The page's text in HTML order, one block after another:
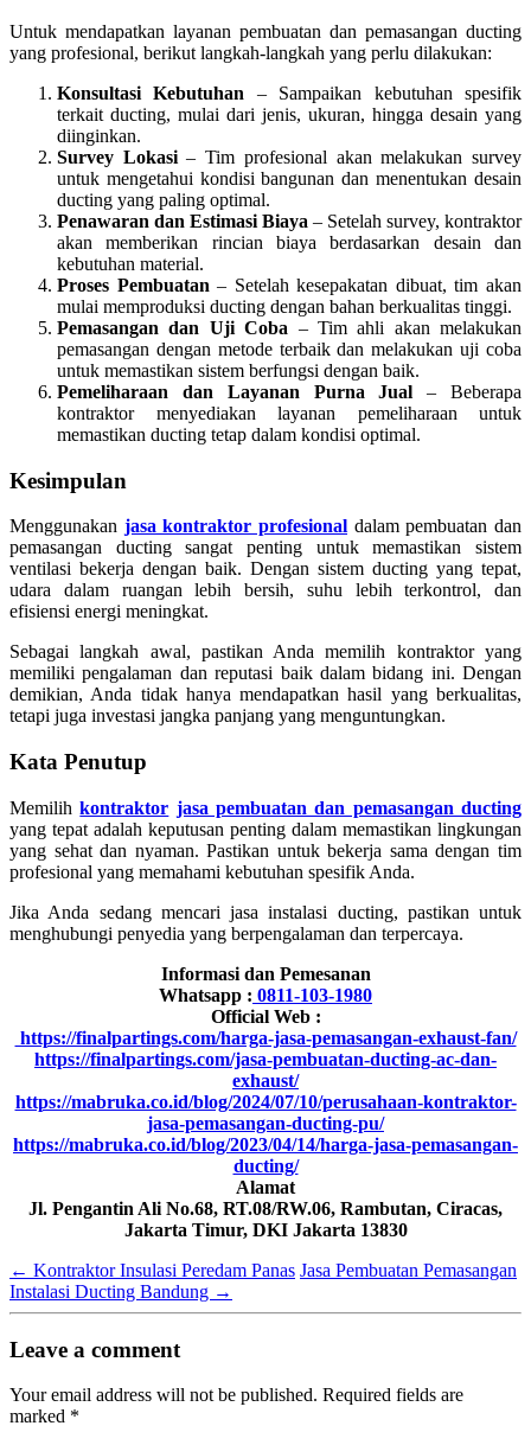
Untuk mendapatkan layanan pembuatan dan pemasangan ducting
yang profesional, berikut langkah-langkah yang perlu dilakukan:
Konsultasi Kebutuhan – Sampaikan kebutuhan spesifik
terkait ducting, mulai dari jenis, ukuran, hingga desain yang
diinginkan.
Survey Lokasi– Tim profesional akan melakukan survey
untuk mengetahui kondisi bangunan dan menentukan desain
ducting yang paling optimal.
Penawaran dan Estimasi Biaya – Setelah survey, kontraktor
akan memberikan rincian biaya berdasarkan desain dan
kebutuhan material.
Proses Pembuatan – Setelah kesepakatan dibuat, tim akan
mulai memproduksi ducting dengan bahan berkualitas tinggi.
Pemasangan dan Uji Coba – Tim ahli akan melakukan
pemasangan dengan metode terbaik dan melakukan uji coba
untuk memastikan sistem berfungsi dengan baik.
Pemeliharaan dan Layanan Purna Jual – Beberapa
kontraktor menyediakan layanan pemeliharaan untuk
memastikan ducting tetap dalam kondisi optimal.
Kesimpulan
Menggunakan jasa kontraktor profesional dalam pembuatan dan
pemasangan ducting sangat penting untuk memastikan sistem
ventilasi bekerja dengan baik. Dengan sistem ducting yang tepat,
udara dalam ruangan lebih bersih, suhu lebih terkontrol, dan
efisiensi energi meningkat.
Sebagai langkah awal, pastikan Anda memilih kontraktor yang
memiliki pengalaman dan reputasi baik dalam bidang ini. Dengan
demikian, Anda tidak hanya mendapatkan hasil yang berkualitas,
tetapi juga investasi jangka panjang yang menguntungkan.
Kata Penutup
Memilihkontraktor jasa pembuatan dan pemasangan ducting
yang tepat adalah keputusan penting dalam memastikan lingkungan
yang sehat dan nyaman. Pastikan untuk bekerja sama dengan tim
profesional yang memahami kebutuhan spesifik Anda.
Jika Anda sedang mencari jasa instalasi ducting, pastikan untuk
menghubungi penyedia yang berpengalaman dan terpercaya.
Informasi dan Pemesanan
Whatsapp : 0811-103-1980
Official Web :
https://finalpartings.com/harga-jasa-pemasangan-exhaust-fan/
https://finalpartings.com/jasa-pembuatan-ducting-ac-dan-
exhaust/
https://mabruka.co.id/blog/2024/07/10/perusahaan-kontraktor-
jasa-pemasangan-ducting-pu/
https://mabruka.co.id/blog/2023/04/14/harga-jasa-pemasangan-
ducting/
Alamat
Jl. Pengantin Ali No.68, RT.08/RW.06, Rambutan, Ciracas,
Jakarta Timur, DKI Jakarta 13830
← Kontraktor Insulasi Peredam Panas Jasa Pembuatan Pemasangan
Instalasi Ducting Bandung →
Leave a comment
Your email address will not be published. Required fields are
marked *